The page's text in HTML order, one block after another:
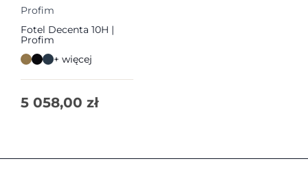
Profim
Fotel Decenta 10H |
Profim
+ więcej
5 058,00 zł